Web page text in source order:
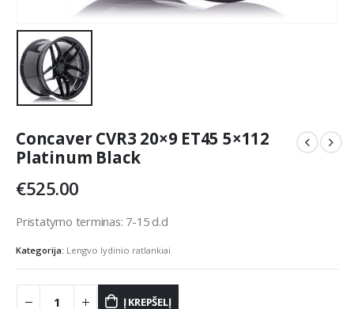
Concaver CVR3 20×9 ET45 5×112
Platinum Black
€525.00
Pristatymo terminas: 7-15 d.d
Kategorija: Lengvo lydinio ratlankiai
Į KREPŠELĮ